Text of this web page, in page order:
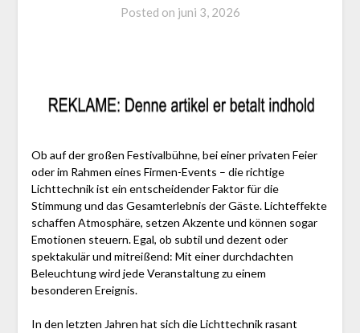
Posted on juni 3, 2026
Ob auf der großen Festivalbühne, bei einer privaten Feier
oder im Rahmen eines Firmen-Events – die richtige
Lichttechnik ist ein entscheidender Faktor für die
Stimmung und das Gesamterlebnis der Gäste. Lichteffekte
schaffen Atmosphäre, setzen Akzente und können sogar
Emotionen steuern. Egal, ob subtil und dezent oder
spektakulär und mitreißend: Mit einer durchdachten
Beleuchtung wird jede Veranstaltung zu einem
besonderen Ereignis.
In den letzten Jahren hat sich die Lichttechnik rasant